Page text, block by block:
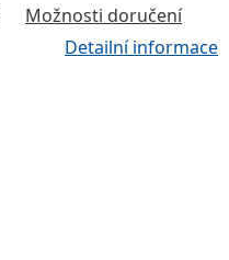
Možnosti doručení
Detailní informace